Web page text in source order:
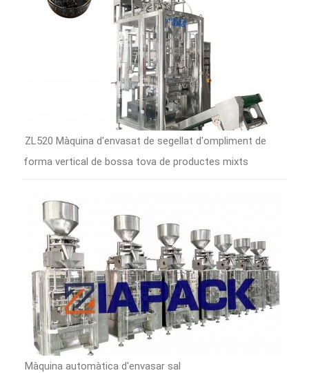
ZL520 Màquina d'envasat de segellat d'ompliment de
forma vertical de bossa tova de productes mixts
Màquina automàtica d'envasar sal